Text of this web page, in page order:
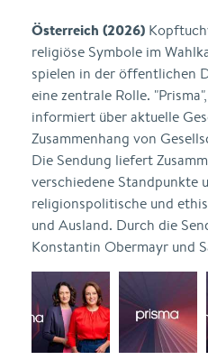
Österreich (2026)
religiöse Symbole im
spielen in der öffentlichen
eine zentrale Rolle.
informiert über aktuelle
Zusammenhang von
Die Sendung liefert
verschiedene Standpunkte
religionspolitische und
und Ausland. Durch die
Konstantin Obermayr und